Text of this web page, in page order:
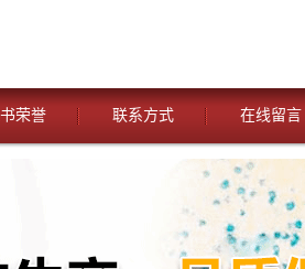
荣誉 联系方式 在线留言